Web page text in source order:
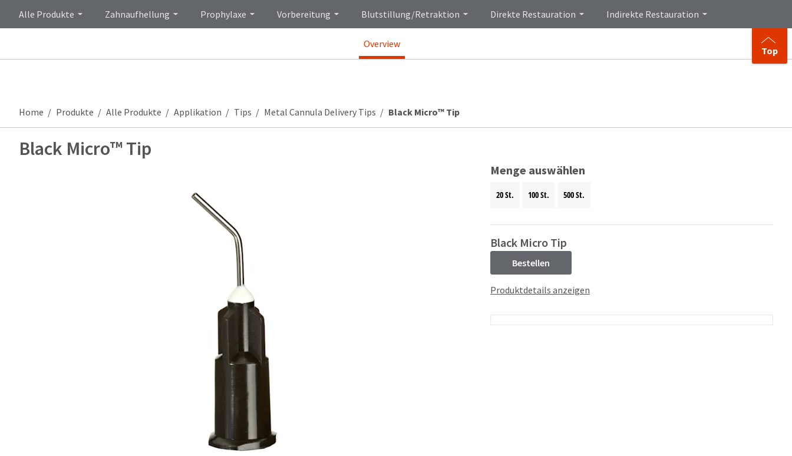
Alle Produkte Zahnaufhellung Prophylaxe Vorbereitung Blutstillung/Retraktion Direkte Restauration Indirekte Restauration
Overview
Top
Home Produkte Alle Produkte Applikation Tips Metal Cannula Delivery Tips Black Micro™ Tip
Black Micro™ Tip
Menge auswählen
20 St. 100 St. 500 St.
Black Micro Tip
Bestellen
Produktdetails anzeigen